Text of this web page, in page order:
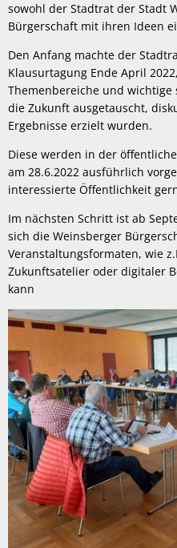
sowohl der Stadtrat der Stadt
Bürgerschaft mit ihren Ideen
Den Anfang machte der
Klausurtagung Ende April
Themenbereiche und
die Zukunft ausgetauscht,
Ergebnisse erzielt wurden.
Diese werden in der
am 28.6.2022 ausführlich
interessierte Öffentlichkeit
Im nächsten Schritt ist ab
sich die Weinsberger
Veranstaltungsformaten, wie
Zukunftsatelier oder digitaler
kann